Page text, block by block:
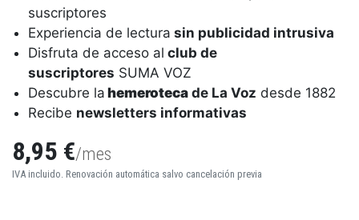
suscriptores
Experiencia de lectura sin publicidad intrusiva
Disfruta de acceso al club de
suscriptores SUMA VOZ
Descubre la hemeroteca de La Voz desde 1882
Recibe newsletters informativas
8,95 €/mes
IVA incluido. Renovación automática salvo cancelación previa